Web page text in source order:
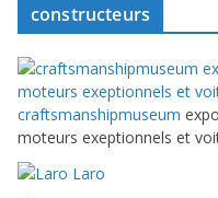
constructeurs
craftsmanshipmuseum
moteurs exeptionnels et
Laro